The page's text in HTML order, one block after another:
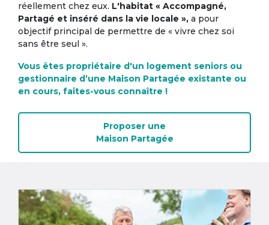
réellement chez eux. L'habitat « Accompagné,
Partagé et inséré dans la vie locale », a pour
objectif principal de permettre de « vivre chez soi
sans être seul ».
Vous êtes propriétaire d'un logement seniors ou
gestionnaire d’une Maison Partagée existante ou
en cours, faites-vous connaître !
Proposer une
Maison Partagée